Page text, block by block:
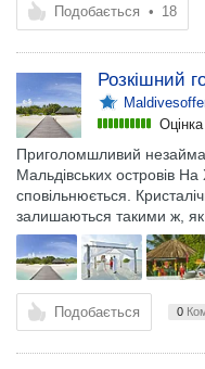
Подобається • 18
Розкішний
Оцінка
Приголомшливий
Мальдівських островів
сповільнюється.
залишаються такими ж, як
Подобається 0